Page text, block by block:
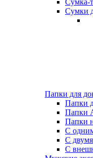
Сумка-
Сумки
Папки для
Папки
Папки
Папки
С
С
С